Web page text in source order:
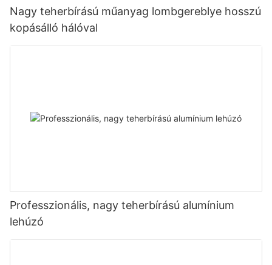
Nagy teherbírású műanyag lombgereblye hosszú
kopásálló hálóval
Professzionális, nagy teherbírású alumínium
lehúzó